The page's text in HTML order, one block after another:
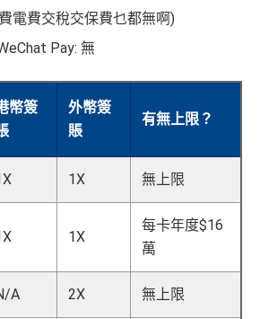
電費交稅交保費乜都無啊)
Pay: 無
幣簽
外幣簽
賬
有無上限？
1X 無上限
1X
每卡年度$16
萬
A 2X 無上限